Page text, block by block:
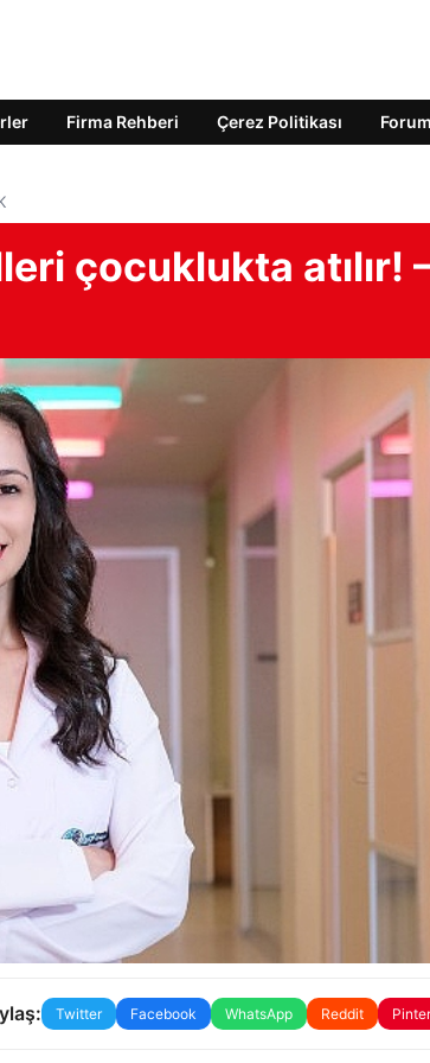
Firma Rehberi Çerez Politikası Forum
çocuklukta atılır!
Twitter Facebook WhatsApp Reddit